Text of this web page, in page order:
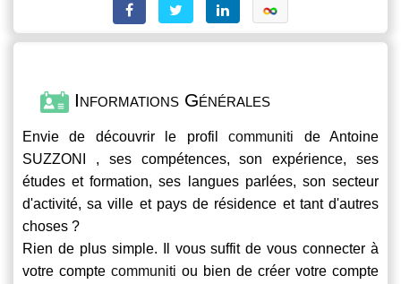
Informations Générales
Envie de découvrir le profilcommuniti de Antoine
SUZZONI , ses compétences, son expérience, ses
études et formation, ses langues parlées, son secteur
d'activité, sa ville et pays de résidence et tant d'autres
choses ?
Rien de plus simple. Il vous suffit de vous connecter à
votre compte communiti ou bien de créer votre compte